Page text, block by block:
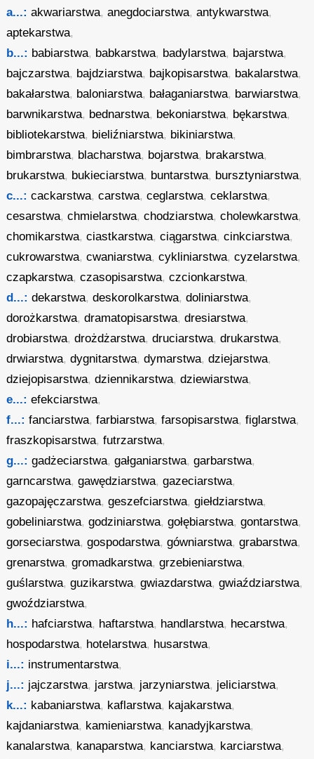
a...: akwariarstwa,anegdociarstwa,antykwarstwa,
aptekarstwa,
b...: babiarstwa, babkarstwa, badylarstwa, bajarstwa,
bajczarstwa, bajdziarstwa, bajkopisarstwa, bakalarstwa,
bakałarstwa, baloniarstwa, bałaganiarstwa, barwiarstwa,
barwnikarstwa, bednarstwa, bekoniarstwa, bękarstwa,
bibliotekarstwa, bieliźniarstwa, bikiniarstwa,
bimbrarstwa, blacharstwa, bojarstwa, brakarstwa,
brukarstwa, bukieciarstwa, buntarstwa, bursztyniarstwa,
c...: cackarstwa,carstwa,ceglarstwa,ceklarstwa,
cesarstwa,chmielarstwa,chodziarstwa,cholewkarstwa,
chomikarstwa,ciastkarstwa,ciągarstwa,cinkciarstwa,
cukrowarstwa,cwaniarstwa,cykliniarstwa,cyzelarstwa,
czapkarstwa,czasopisarstwa,czcionkarstwa,
d...: dekarstwa,deskorolkarstwa,doliniarstwa,
dorożkarstwa,dramatopisarstwa,dresiarstwa,
drobiarstwa,drożdżarstwa,druciarstwa,drukarstwa,
drwiarstwa,dygnitarstwa,dymarstwa,dziejarstwa,
dziejopisarstwa,dziennikarstwa,dziewiarstwa,
e...: efekciarstwa,
f...: fanciarstwa,farbiarstwa,farsopisarstwa,figlarstwa,
fraszkopisarstwa,futrzarstwa,
g...: gadżeciarstwa,gałganiarstwa,garbarstwa,
garncarstwa,gawędziarstwa,gazeciarstwa,
gazopajęczarstwa,geszefciarstwa,giełdziarstwa,
gobeliniarstwa,godziniarstwa,gołębiarstwa,gontarstwa,
gorseciarstwa,gospodarstwa,gówniarstwa,grabarstwa,
grenarstwa,gromadkarstwa,grzebieniarstwa,
guślarstwa,guzikarstwa,gwiazdarstwa,gwiaździarstwa,
gwoździarstwa,
h...: hafciarstwa, haftarstwa, handlarstwa, hecarstwa,
hospodarstwa, hotelarstwa, husarstwa,
i...: instrumentarstwa,
j...: jajczarstwa, jarstwa, jarzyniarstwa, jeliciarstwa,
k...: kabaniarstwa, kaflarstwa, kajakarstwa,
kajdaniarstwa, kamieniarstwa, kanadyjkarstwa,
kanalarstwa, kanaparstwa, kanciarstwa, karciarstwa,